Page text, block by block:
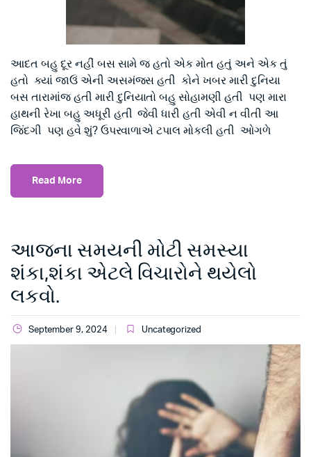
આદત બહુ દૂર નહીં બસ સામે જ હતો એક મોત હતું અને એક તું
હતો ક્યાં જાઉં એની અસમંજસ હતી કોને ખબર મારી દુનિયા
બસ તારામાંજ હતી મારી દુનિયાતો બહુ સોહામણી હતી પણ મારા
હાથની રેખા બહુ અધૂરી હતી જેવી ધારી હતી એવી ન વીતી આ
જિંદગી પણ હવે શું? ઉપરવાળાએ ટપાલ મોકલી હતી ઓગળે
Read More
આજના સમયની મોટી સમસ્યા
શંકા,શંકા એટલે વિચારોને થયેલો
લકવો.
September 9, 2024 Uncategorized